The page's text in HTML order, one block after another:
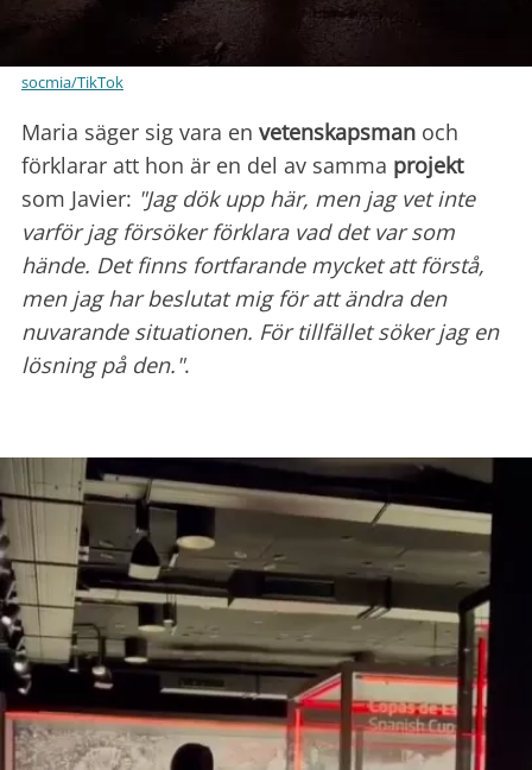
socmia/TikTok
Maria säger sig vara en vetenskapsman och
förklarar att hon är en del av samma projekt
som Javier: "Jag dök upp här, men jag vet inte
varför jag försöker förklara vad det var som
hände. Det finns fortfarande mycket att förstå,
men jag har beslutat mig för att ändra den
nuvarande situationen. För tillfället söker jag en
lösning på den.".